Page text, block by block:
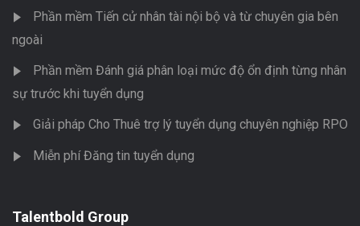
Phần mềm Tiến cử nhân tài nội bộ và từ chuyên gia bên
ngoài
Phần mềm Đánh giá phân loại mức độ ổn định từng nhân
sự trước khi tuyển dụng
Giải pháp Cho Thuê trợ lý tuyển dụng chuyên nghiệp RPO
Miễn phí Đăng tin tuyển dụng
Talentbold Group